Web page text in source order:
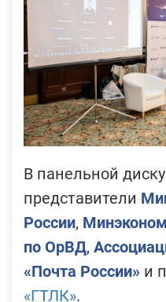
В панельной
представители
России,
по ОрВД,
«Почта России» и
«ГТЛК».